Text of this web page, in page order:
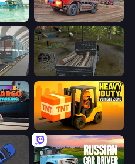
Cargo Truck Driver Simulator
Russian Delivery Club Baikal